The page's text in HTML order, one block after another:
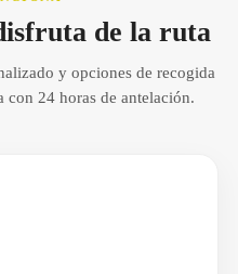
de la ruta
y opciones de recogida
con 24 horas de antelación.